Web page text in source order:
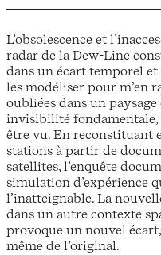
L’obsolescence et
radar de la Dew-Line
dans un écart temporel et
les modéliser pour m’en
oubliées dans un
invisibilité fondamentale,
être vu. En reconstituant
stations à partir de
satellites, l’enquête
simulation d’expérience
l’inatteignable. La
dans un autre contexte
provoque un nouvel
même de l’original.